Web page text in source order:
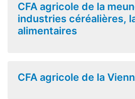
CFA agricole de la
industries céréalières,
alimentaires
CFA agricole de la